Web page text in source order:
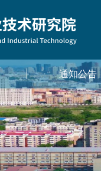
通知公告